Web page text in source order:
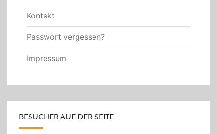
Kontakt
Passwort vergessen?
Impressum
BESUCHER AUF DER SEITE